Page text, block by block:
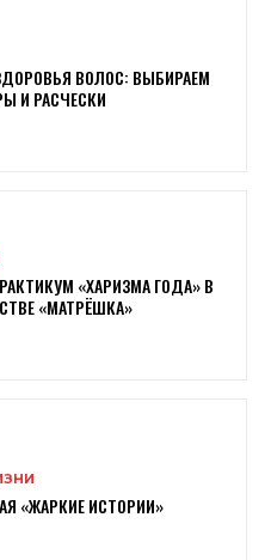
ВОЛОС: ВЫБИРАЕМ
И РАСЧЕСКИ
«ХАРИЗМА ГОДА» В
«МАТРЁШКА»
«ЖАРКИЕ ИСТОРИИ»